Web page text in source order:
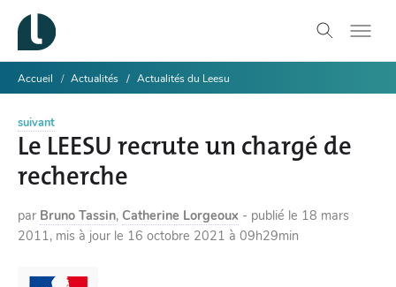
Accueil Actualités Actualités du Leesu
suivant
Le LEESU recrute un chargé de
recherche
par Bruno Tassin, Catherine Lorgeoux - publié le 18 mars
2011, mis à jour le 16 octobre 2021 à 09h29min